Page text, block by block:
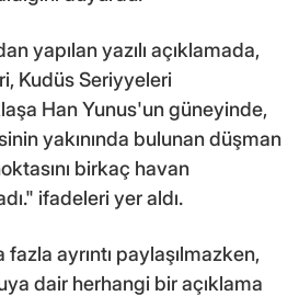
yapılan yazılı açıklamada,
Kudüs Seriyyeleri
Han Yunus'un güneyinde,
yakınında bulunan düşman
birkaç havan
ifadeleri yer aldı.
fazla ayrıntı paylaşılmazken,
dair herhangi bir açıklama